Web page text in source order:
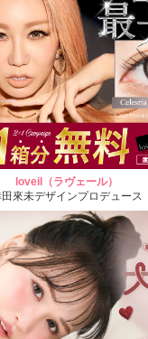
loveil（ラヴェール）
來未デザインプロデュース